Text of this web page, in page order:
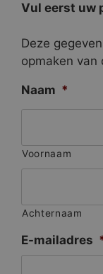
Vul eerst uw
Deze
opmaken van
Naam *
Voornaam
Achternaam
E-mailadres